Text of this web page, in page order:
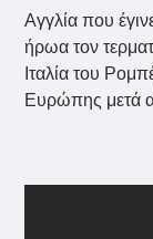
Αγγλία που
ήρωα τον
Ιταλία του
Ευρώπης μετά